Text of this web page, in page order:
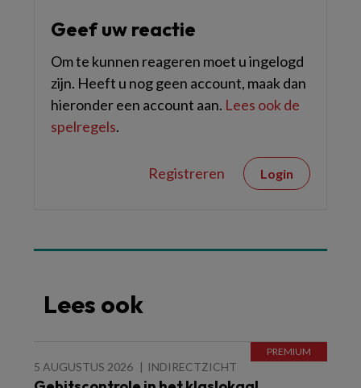
Geef uw reactie
Om te kunnen reageren moet u ingelogd
zijn. Heeft u nog geen account, maak dan
hieronder een account aan. Lees ook de
spelregels.
Registreren Login
Lees ook
5 AUGUSTUS 2026 INDIRECTZICHT